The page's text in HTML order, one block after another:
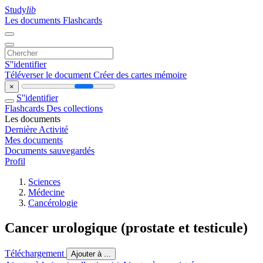
Studylib
Les documents Flashcards
S''identifier
Téléverser le document Créer des cartes mémoire
×
S''identifier
Flashcards Des collections
Les documents
Dernière Activité
Mes documents
Documents sauvegardés
Profil
Sciences
Médecine
Cancérologie
Cancer urologique (prostate et testicule)
Téléchargement Ajouter à ...